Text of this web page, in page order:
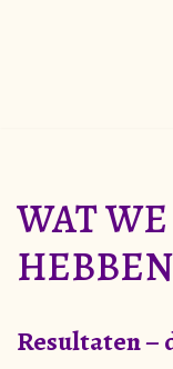
WAT
Resultaten –